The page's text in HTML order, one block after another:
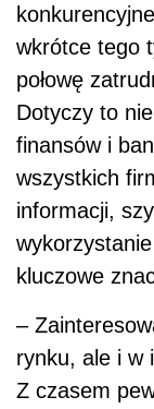
wkrótce tego
połowę
Dotyczy to
finansów i
wszystkich
informacji,
kluczowe
–
rynku, ale i w
Z czasem